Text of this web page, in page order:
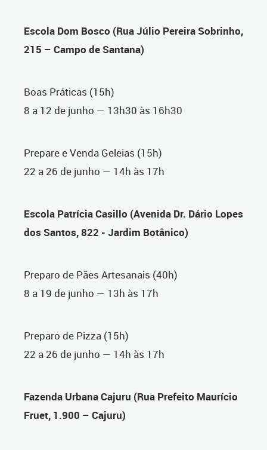
Escola Dom Bosco (Rua Júlio Pereira Sobrinho,
215 – Campo de Santana)
Boas Práticas (15h)
8 a 12 de junho — 13h30 às 16h30
Prepare e Venda Geleias (15h)
22 a 26 de junho — 14h às 17h
Escola Patrícia Casillo (Avenida Dr. Dário Lopes
dos Santos, 822 - Jardim Botânico)
Preparo de Pães Artesanais (40h)
8 a 19 de junho — 13h às 17h
Preparo de Pizza (15h)
22 a 26 de junho — 14h às 17h
Fazenda Urbana Cajuru (Rua Prefeito Maurício
Fruet, 1.900 – Cajuru)